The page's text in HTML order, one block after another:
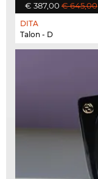
€ 387,00 € 645,00
DITA
Talon - D